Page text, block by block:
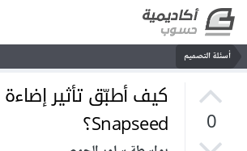
أسئلة التصميم
0
كيف أطبّق تأثير
Snapseed؟